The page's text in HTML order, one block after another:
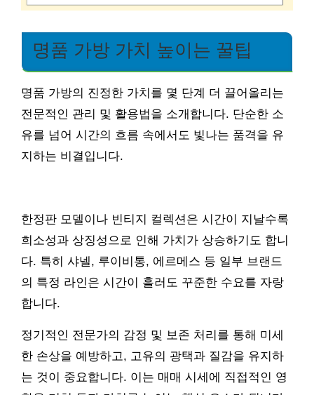
명품 가방 가치 높이는 꿀팁
명품 가방의 진정한 가치를 몇 단계 더 끌어올리는
전문적인 관리 및 활용법을 소개합니다. 단순한 소
유를 넘어 시간의 흐름 속에서도 빛나는 품격을 유
지하는 비결입니다.
한정판 모델이나 빈티지 컬렉션은 시간이 지날수록
희소성과 상징성으로 인해 가치가 상승하기도 합니
다. 특히 샤넬, 루이비통, 에르메스 등 일부 브랜드
의 특정 라인은 시간이 흘러도 꾸준한 수요를 자랑
합니다.
정기적인 전문가의 감정 및 보존 처리를 통해 미세
한 손상을 예방하고, 고유의 광택과 질감을 유지하
는 것이 중요합니다. 이는 매매 시세에 직접적인 영